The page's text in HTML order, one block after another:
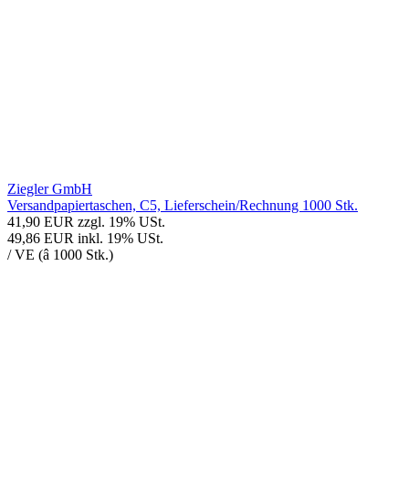
Ziegler GmbH
Versandpapiertaschen, C5, Lieferschein/Rechnung 1000 Stk.
41,90 EUR zzgl. 19% USt.
49,86 EUR inkl. 19% USt.
/ VE (â 1000 Stk.)